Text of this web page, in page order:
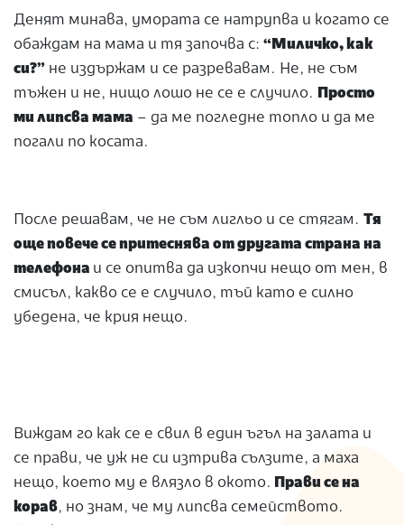
Денят минава, умората се натрупва и когато се
обаждам на мама и тя започва с: “Миличко, как
си?” не издържам и се разревавам. Не, не съм
тъжен и не, нищо лошо не се е случило. Просто
ми липсва мама – да ме погледне топло и да ме
погали по косата.
После решавам, че не съм лигльо и се стягам. Тя
още повече се притеснява от другата страна на
телефона и се опитва да изкопчи нещо от мен, в
смисъл, какво се е случило, тъй като е силно
убедена, че крия нещо.
Виждам го как се е свил в един ъгъл на залата и
се прави, че уж не си изтрива сълзите, а маха
нещо, което му е влязло в окото. Прави се на
корав, но знам, че му липсва семейството.